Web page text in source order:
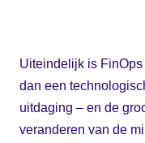
Uiteindelijk is
dan een
uitdaging – en de
veranderen van de